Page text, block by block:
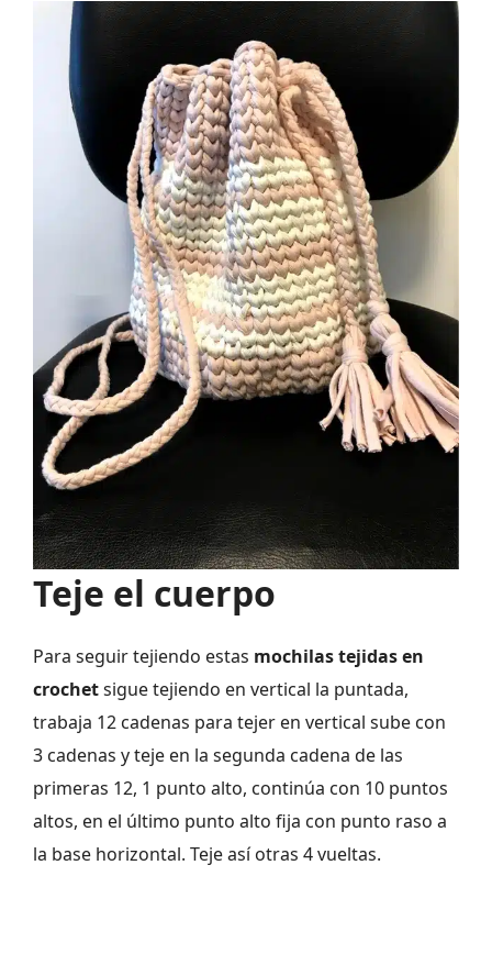
Teje el cuerpo
Para seguir tejiendo estas mochilas tejidas en
crochetsigue tejiendo en vertical la puntada,
trabaja 12 cadenas para tejer en vertical sube con
3 cadenas y teje en la segunda cadena de las
primeras 12, 1 punto alto, continúa con 10 puntos
altos, en el último punto alto fija con punto raso a
la base horizontal. Teje así otras 4 vueltas.